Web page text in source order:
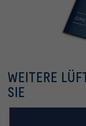
WEITERE
SIE